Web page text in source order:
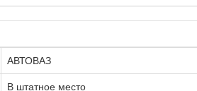
АВТОВАЗ
В штатное место